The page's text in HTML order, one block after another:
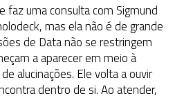
faz uma consulta com Sigmund
mas ela não é de grande
de Data não se restringem
a aparecer em meio à
alucinações. Ele volta a ouvir
dentro de si. Ao atender,